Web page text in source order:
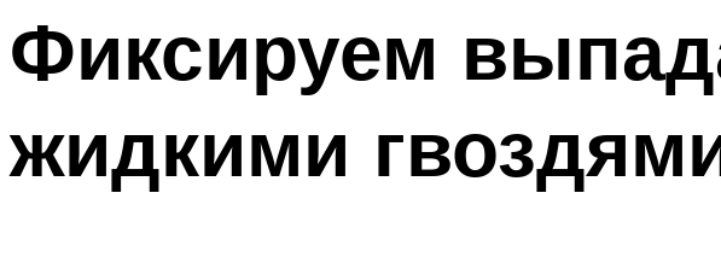
Фиксируем
жидкими